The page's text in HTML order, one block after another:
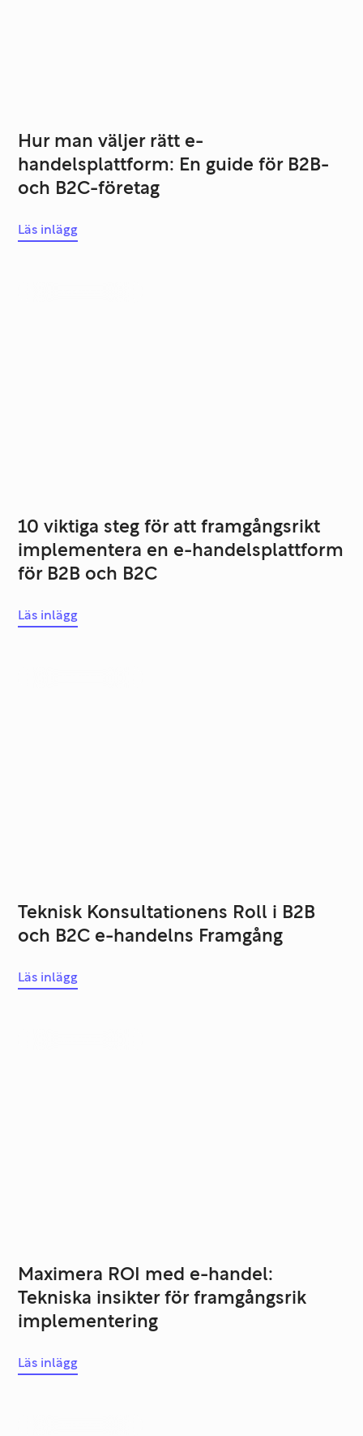
Hur man väljer rätt e-
handelsplattform: En guide för B2B-
och B2C-företag
Läs inlägg
10 viktiga steg för att framgångsrikt
implementera en e-handelsplattform
för B2B och B2C
Läs inlägg
Teknisk Konsultationens Roll i B2B
och B2C e-handelns Framgång
Läs inlägg
Maximera ROI med e-handel:
Tekniska insikter för framgångsrik
implementering
Läs inlägg